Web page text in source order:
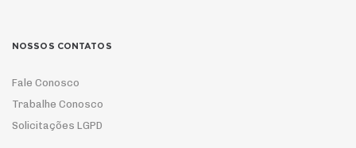
NOSSOS CONTATOS
Fale Conosco
Trabalhe Conosco
Solicitações LGPD